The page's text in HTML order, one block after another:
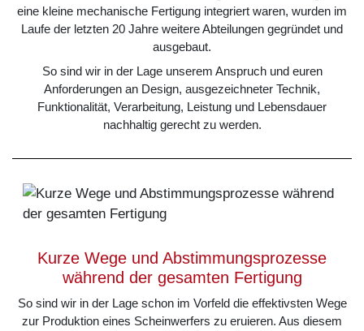
eine kleine mechanische Fertigung integriert waren, wurden im
Laufe der letzten 20 Jahre weitere Abteilungen gegründet und
ausgebaut.
So sind wir in der Lage unserem Anspruch und euren
Anforderungen an Design, ausgezeichneter Technik,
Funktionalität, Verarbeitung, Leistung und Lebensdauer
nachhaltig gerecht zu werden.
Kurze Wege und Abstimmungsprozesse
während der gesamten Fertigung
So sind wir in der Lage schon im Vorfeld die effektivsten Wege
zur Produktion eines Scheinwerfers zu eruieren. Aus diesem